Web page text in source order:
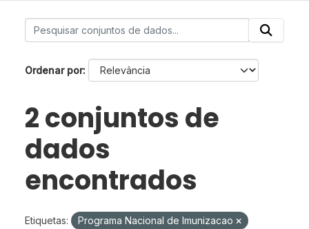
Ordenar por
2 conjuntos de
dados
encontrados
Etiquetas:
Programa Nacional de Imunizacao